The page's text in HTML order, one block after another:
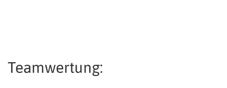
Teamwertung: